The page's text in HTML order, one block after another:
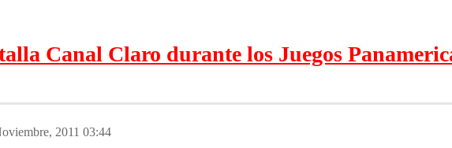
Canal Claro durante los Juegos
2011 03:44